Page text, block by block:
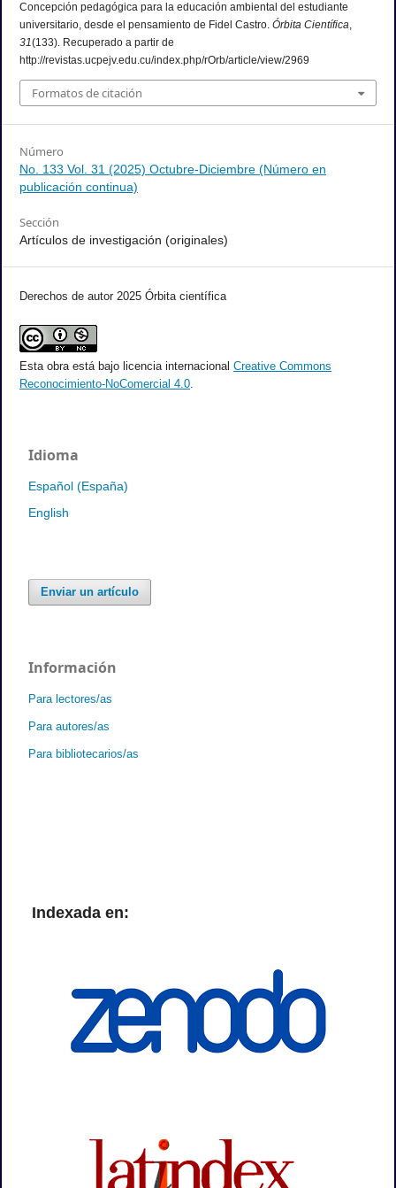
Concepción pedagógica para la educación ambiental del estudiante
universitario, desde el pensamiento de Fidel Castro. Órbita Científica
31(133). Recuperado a partir de
http://revistas.ucpejv.edu.cu/index.php/rOrb/article/view/2969
Formatos de citación
Número
No. 133 Vol. 31 (2025) Octubre-Diciembre (Número en
publicación continua)
Sección
Artículos de investigación (originales)
Derechos de autor 2025 Órbita científica
Esta obra está bajo licencia internacional Creative Commons
Reconocimiento-NoComercial 4.0
Idioma
Español (España)
English
Enviar un artículo
Información
Para lectores/as
Para autores/as
Para bibliotecarios/as
Indexada en: